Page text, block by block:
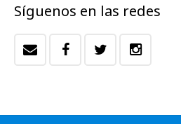
Síguenos en las redes